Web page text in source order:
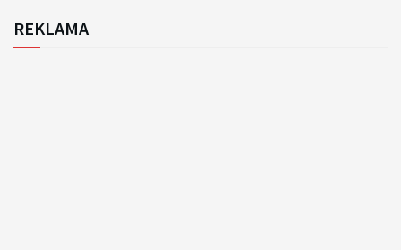
REKLAMA